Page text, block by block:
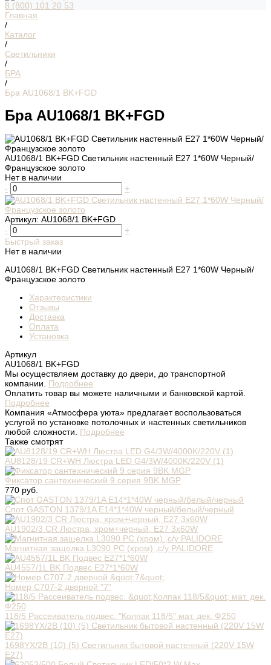
8 (800) 101 20 53
Главная
/
Каталог
/
Светильники
/
БРА
/
Бра AU1068/1 BK+FGD
Бра AU1068/1 BK+FGD
AU1068/1 BK+FGD Светильник настенный E27 1*60W Черный/
Французское золото
Нет в наличии
-
+
Артикул: AU1068/1 BK+FGD
-
+
Быстрый заказ
Нет в наличии
AU1068/1 BK+FGD Светильник настенный E27 1*60W Черный/
Французское золото
Характеристики
Отзывы
Доставка
Оплата
Установка
Артикул
AU1068/1 BK+FGD
Мы осуществляем доставку до двери, до транспортной
компании. Подробнее
Оплатить товар вы можете наличными и банковской картой.
Подробнее
Компания «Атмосфера уюта» предлагает воспользоваться
услугой по установке потолочных и настенных светильников
любой сложности. Подробнее
Также смотрят
AU8128/19 CR+WH Люстра LED G4/3W/4000K/220V (1)
Фиксатор сантехнический 9 серия 9BK MGP
770 руб.
Спот GASTON 1379/1A E14*1*40W черный/белый/черный
AU1902/3 CR Люстра, хром+черный, Е27 3х60W
Магнитная защелка L3090 РС (хром) ,с/у PALIDORE
AU4557/1L BK Подвес E27*1*60W
Номер C707-2 дверной "7"
118/5 Рассеиватель подвес. "Колпак 118/5" мат. дек. Ф250
1698YX/2B (10) (5) Светильник бытовой настенный (220V 15W
E27)